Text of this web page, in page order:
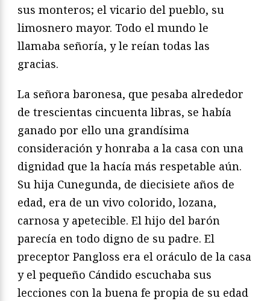
sus monteros; el vicario del pueblo, su
limosnero mayor. Todo el mundo le
llamaba señoría, y le reían todas las
gracias.
La señora baronesa, que pesaba alrededor
de trescientas cincuenta libras, se había
ganado por ello una grandísima
consideración y honraba a la casa con una
dignidad que la hacía más respetable aún.
Su hija Cunegunda, de diecisiete años de
edad, era de un vivo colorido, lozana,
carnosa y apetecible. El hijo del barón
parecía en todo digno de su padre. El
preceptor Pangloss era el oráculo de la casa
y el pequeño Cándido escuchaba sus
lecciones con la buena fe propia de su edad